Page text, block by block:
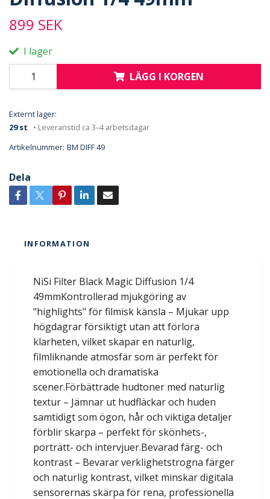
899 SEK
I lager
LÄGG I KORGEN
Externt lager:
29 st
• Leveranstid ca 3–4 arbetsdagar
Artikelnummer: BM DIFF 49
Dela
INFORMATION
NiSi Filter Black Magic Diffusion 1/4
49mmKontrollerad mjukgöring av
"highlights" för filmisk känsla – Mjukar upp
högdagrar försiktigt utan att förlora
klarheten, vilket skapar en naturlig,
filmliknande atmosfär som är perfekt för
emotionella och dramatiska
scener.Förbättrade hudtoner med naturlig
textur – Jämnar ut hudfläckar och huden
samtidigt som ögon, hår och viktiga detaljer
förblir skarpa – perfekt för skönhets-,
porträtt- och intervjuer.Bevarad färg- och
kontrast – Bevarar verklighetstrogna färger
och naturlig kontrast, vilket minskar digitala
sensorernas skärpa för rena, professionella